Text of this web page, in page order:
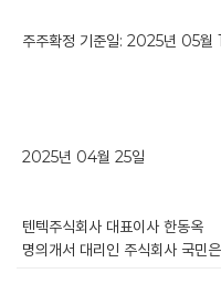
주주확정 기준일: 2025년 05월
2025년 04월 25일
텐텍주식회사 대표이사 한동옥
명의개서 대리인 주식회사 국민